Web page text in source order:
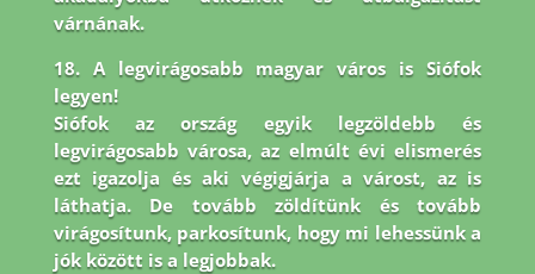
várnának.
18. A legvirágosabb magyar város is Siófok
legyen!
Siófok az ország egyik legzöldebb és
legvirágosabb városa, az elmúlt évi elismerés
ezt igazolja és aki végigjárja a várost, az is
láthatja. De tovább zöldítünk és tovább
virágosítunk, parkosítunk, hogy mi lehessünk a
jók között is a legjobbak.